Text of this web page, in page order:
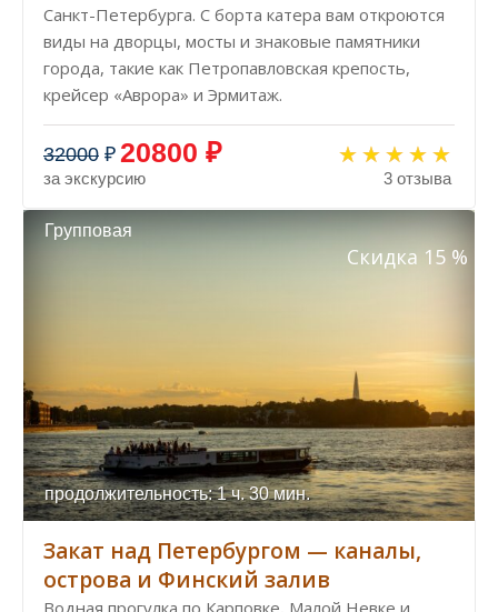
Санкт-Петербурга. С борта катера вам откроются
виды на дворцы, мосты и знаковые памятники
города, такие как Петропавловская крепость,
крейсер «Аврора» и Эрмитаж.
32000 ₽ 20800 ₽
за экскурсию 3 отзыва
Групповая
продолжительность: 1 ч. 30 мин.
Скидка 15 %
Закат над Петербургом — каналы,
острова и Финский залив
Водная прогулка по Карповке, Малой Невке и